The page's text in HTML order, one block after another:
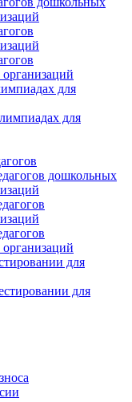
для
для
дошкольных
для
для